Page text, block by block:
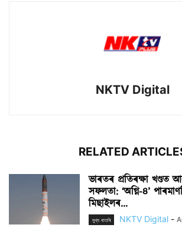
NKTV Digital
RELATED
ভাৰতৰ প্ৰতিৰক্ষা
সফলতা: ‘অগ্নি-৪’
মিছাইলৰ...
মুখ্য বাতৰি NKTV Digital -